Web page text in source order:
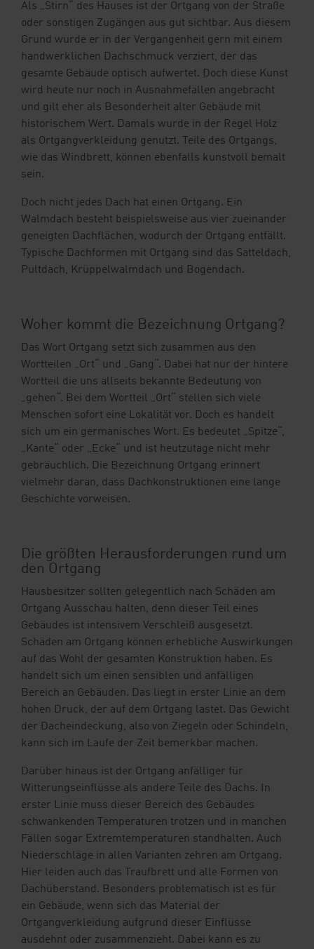
Als „Stirn“ des Hauses ist der Ortgang von der Straße
oder sonstigen Zugängen aus gut sichtbar. Aus diesem
Grund wurde er in der Vergangenheit gern mit einem
handwerklichen Dachschmuck verziert, der das
gesamte Gebäude optisch aufwertet. Doch diese Kunst
wird heute nur noch in Ausnahmefällen angebracht
und gilt eher als Besonderheit alter Gebäude mit
historischem Wert. Damals wurde in der Regel Holz
als Ortgangverkleidung genutzt. Teile des Ortgangs,
wie das Windbrett, können ebenfalls kunstvoll bemalt
sein.
Doch nicht jedes Dach hat einen Ortgang. Ein
Walmdach besteht beispielsweise aus vier zueinander
geneigten Dachflächen, wodurch der Ortgang entfällt.
Typische Dachformen mit Ortgang sind das Satteldach,
Pultdach, Krüppelwalmdach und Bogendach.
Woher kommt die Bezeichnung Ortgang?
Das Wort Ortgang setzt sich zusammen aus den
Wortteilen „Ort“ und „Gang“. Dabei hat nur der hintere
Wortteil die uns allseits bekannte Bedeutung von
„gehen“. Bei dem Wortteil „Ort“ stellen sich viele
Menschen sofort eine Lokalität vor. Doch es handelt
sich um ein germanisches Wort. Es bedeutet „Spitze“,
„Kante“ oder „Ecke“ und ist heutzutage nicht mehr
gebräuchlich. Die Bezeichnung Ortgang erinnert
vielmehr daran, dass Dachkonstruktionen eine lange
Geschichte vorweisen.
Die größten Herausforderungen rund um
den Ortgang
Hausbesitzer sollten gelegentlich nach Schäden am
Ortgang Ausschau halten, denn dieser Teil eines
Gebäudes ist intensivem Verschleiß ausgesetzt.
Schäden am Ortgang können erhebliche Auswirkungen
auf das Wohl der gesamten Konstruktion haben. Es
handelt sich um einen sensiblen und anfälligen
Bereich an Gebäuden. Das liegt in erster Linie an dem
hohen Druck, der auf dem Ortgang lastet. Das Gewicht
der Dacheindeckung, also von Ziegeln oder Schindeln,
kann sich im Laufe der Zeit bemerkbar machen.
Darüber hinaus ist der Ortgang anfälliger für
Witterungseinflüsse als andere Teile des Dachs. In
erster Linie muss dieser Bereich des Gebäudes
schwankenden Temperaturen trotzen und in manchen
Fällen sogar Extremtemperaturen standhalten. Auch
Niederschläge in allen Varianten zehren am Ortgang.
Hier leiden auch das Traufbrett und alle Formen von
Dachüberstand. Besonders problematisch ist es für
ein Gebäude, wenn sich das Material der
Ortgangverkleidung aufgrund dieser Einflüsse
ausdehnt oder zusammenzieht. Dabei kann es zu